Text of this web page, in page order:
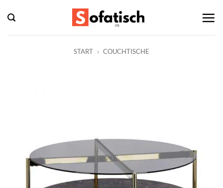
Inhalt
springen
START » COUCHTISCHE